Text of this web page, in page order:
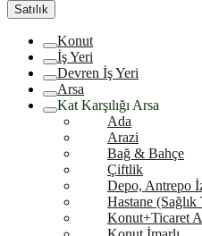
Satılık
Konut
İş Yeri
Devren İş Yeri
Arsa
Kat Karşılığı Arsa
Ada
Arazi
Bağ & Bahçe
Çiftlik
Depo, Antrepo
Hastane (Sağlık
Konut+Ticaret